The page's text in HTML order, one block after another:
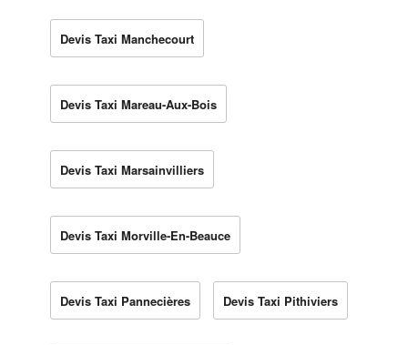
Devis Taxi Manchecourt
Devis Taxi Mareau-Aux-Bois
Devis Taxi Marsainvilliers
Devis Taxi Morville-En-Beauce
Devis Taxi Pannecières Devis Taxi Pithiviers